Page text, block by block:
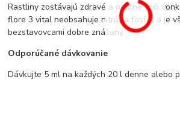
Rastliny zostávajú zdravé a odolné voči
flore 3 vital neobsahuje nitrát a fosfát a je
bezstavovcami dobre znášaný.
Odporúčané dávkovanie
Dávkujte 5 ml na každých 20 l denne alebo